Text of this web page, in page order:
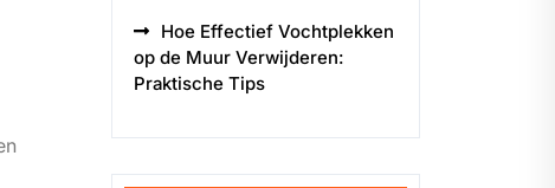
Hoe Effectief Vochtplekken
op de Muur Verwijderen:
Praktische Tips